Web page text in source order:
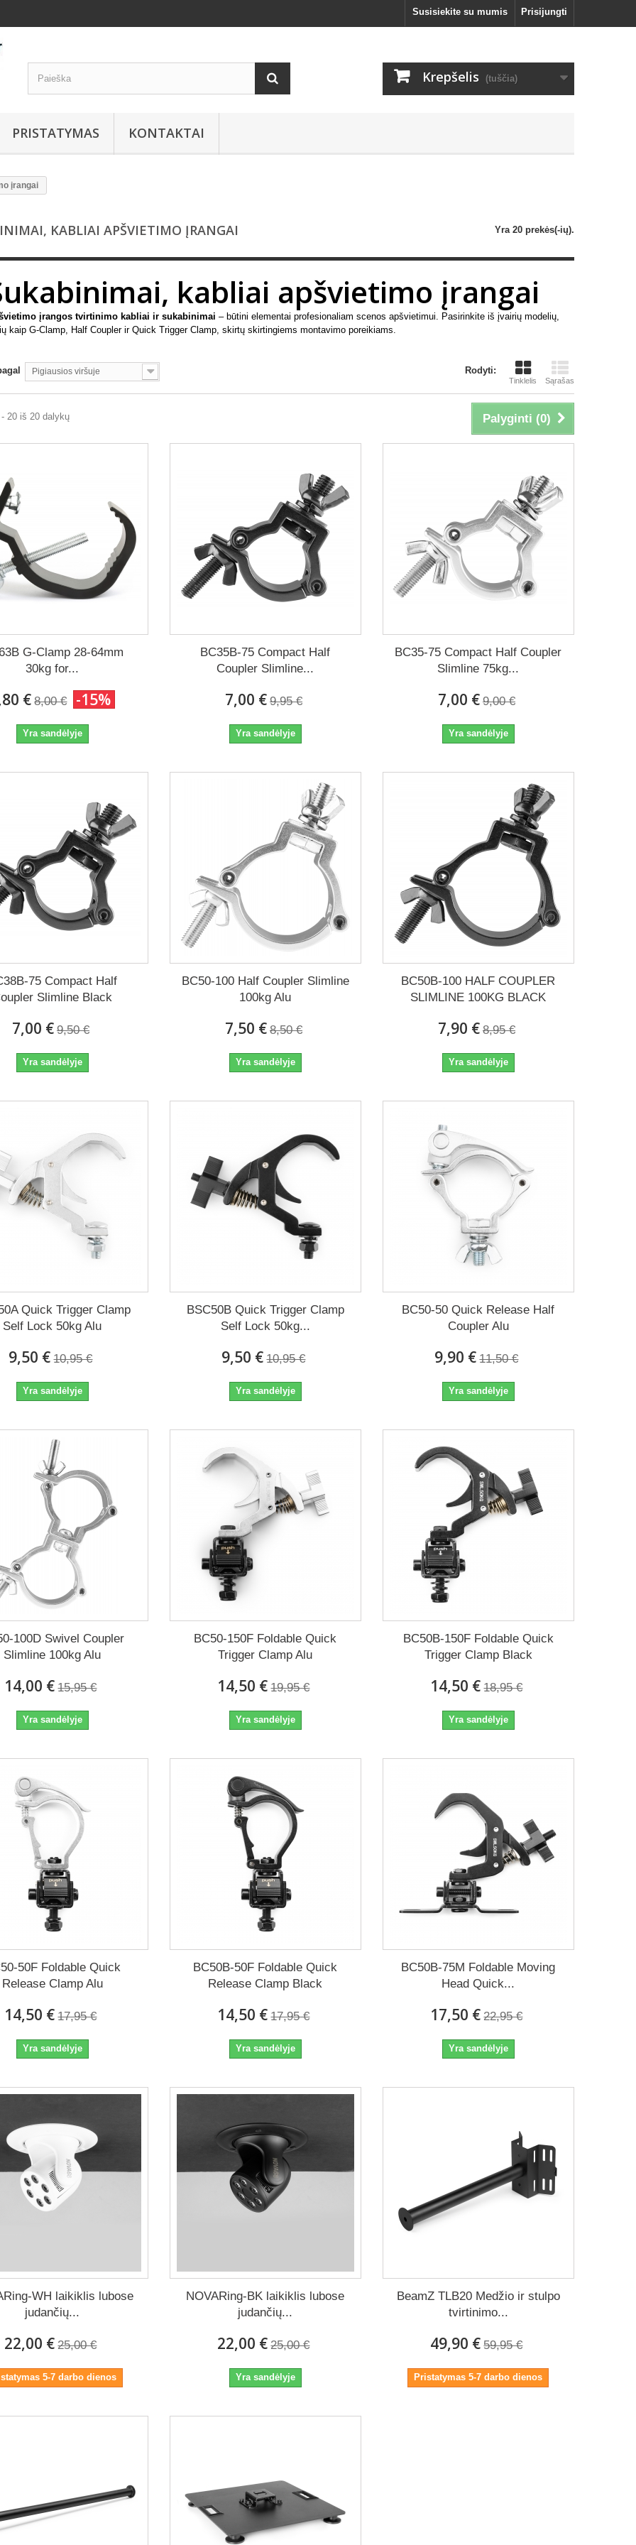
Prisijungti
Susisiekite su mumis
Krepšelis (tuščia)
PRISTATYMAS KONTAKTAI
įrangai
KABLIAI APŠVIETIMO ĮRANGAI Yra 20 prekės(-ių).
kabliai apšvietimo įrangai
įrangos tvirtinimo kabliai ir sukabinimai – būtini elementai profesionaliam scenos apšvietimui. Pasirinkite iš įvairių modelių,
kaip G-Clamp, Half Coupler ir Quick Trigger Clamp, skirtų skirtingiems montavimo poreikiams.
Rodyti:
Tinklelis Sąrašas
Pigiausios viršuje
Palyginti (0)
20 iš 20 dalykų
G-Clamp 28-64mm
30kg for...
€ 8,00 € -15%
Yra sandėlyje
BC35B-75 Compact Half
Coupler Slimline...
7,00 € 9,95 €
Yra sandėlyje
BC35-75 Compact Half Coupler
Slimline 75kg...
7,00 € 9,00 €
Yra sandėlyje
75 Compact Half
Slimline Black
7,00 € 9,50 €
Yra sandėlyje
BC50-100 Half Coupler Slimline
100kg Alu
7,50 € 8,50 €
Yra sandėlyje
BC50B-100 HALF COUPLER
SLIMLINE 100KG BLACK
7,90 € 8,95 €
Yra sandėlyje
Quick Trigger Clamp
Self Lock 50kg Alu
9,50 € 10,95 €
Yra sandėlyje
BSC50B Quick Trigger Clamp
Self Lock 50kg...
9,50 € 10,95 €
Yra sandėlyje
BC50-50 Quick Release Half
Coupler Alu
9,90 € 11,50 €
Yra sandėlyje
100D Swivel Coupler
Slimline 100kg Alu
14,00 € 15,95 €
Yra sandėlyje
BC50-150F Foldable Quick
Trigger Clamp Alu
14,50 € 19,95 €
Yra sandėlyje
BC50B-150F Foldable Quick
Trigger Clamp Black
14,50 € 18,95 €
Yra sandėlyje
50F Foldable Quick
Release Clamp Alu
14,50 € 17,95 €
Yra sandėlyje
BC50B-50F Foldable Quick
Release Clamp Black
14,50 € 17,95 €
Yra sandėlyje
BC50B-75M Foldable Moving
Head Quick...
17,50 € 22,95 €
Yra sandėlyje
WH laikiklis lubose
judančių...
22,00 € 25,00 €
5-7 darbo dienos
NOVARing-BK laikiklis lubose
judančių...
22,00 € 25,00 €
Yra sandėlyje
BeamZ TLB20 Medžio ir stulpo
tvirtinimo...
49,90 € 59,95 €
Pristatymas 5-7 darbo dienos